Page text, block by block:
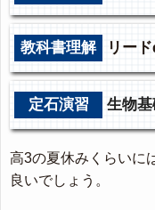
教科書理解 リー
定石演習 生物
高3の夏休みくらいに
良いでしょう。